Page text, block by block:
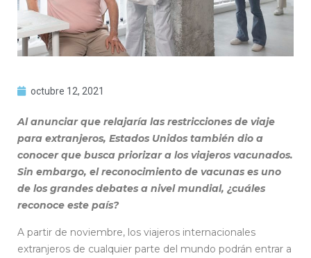
octubre 12, 2021
Al anunciar que relajaría las restricciones de viaje
para extranjeros, Estados Unidos también dio a
conocer que busca priorizar a los viajeros vacunados.
Sin embargo, el reconocimiento de vacunas es uno
de los grandes debates a nivel mundial, ¿cuáles
reconoce este país?
A partir de noviembre, los viajeros internacionales
extranjeros de cualquier parte del mundo podrán entrar a